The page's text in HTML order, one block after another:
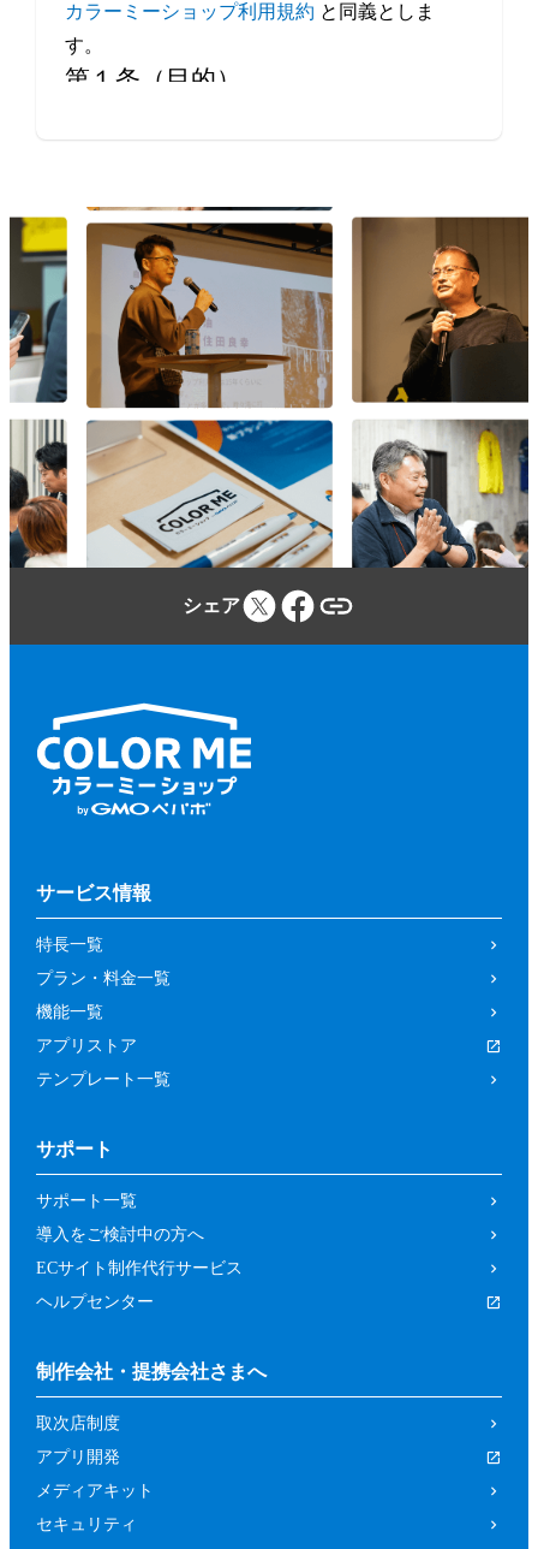
カラーミーショップ利用規約 と同義としま
す。
第１条（目的）
Eコマースにかかわるすべての方の交流・情報
第２条（本イベントの開催日程）
本イベントの開催場所（オンラインによる開催
を含みます。）、開催日時等は、本サービスの
ウェブサイト上で定めます。
第３条（規約の履行）
参加者は、カラーミーショップ利用規約、
本規約、本イベントに関する当社のウェブ
サイトに定める事項及び本イベントの開催
場所・施設等の定める規程等（併せて、以
下「本規約等」といいます。）を遵守しな
ければならないものとします。
おそれがあると当社が判断した場合、当社
（当社が本イベントに関して業務を委託す
て、参加申込みの拒否、参加の取り消しを
いつでもできるものとします。
前項に基づく措置を行う場合、当社は、そ
の理由等を参加者に開示する義務を負わな
第２項に基づく、参加申込みの拒否、参加
の取り消しによって、参加者又は第三者が
被った損害等について、当社は一切の責任
を負わないものとします。
第４条（参加資格）
参加者は、当社所定の方法により申し込み
を行った方であって、本イベントの開催趣
方（法人、個人を問いません。）としま
す。
前項にもかかわらず、以下の各号に該当す
るおそれがあると当社が判断した場合は、
当社は承諾を取り消すことができるものと
暴力団、反政府組織その他の反社会的組
織であるか、若しくはそれらの構成員又
未成年者、成年被後見人、被保佐人又は
被補助人のいずれかであって、本規約に
シェア
サービス情報
特長一覧
プラン・料金一覧
機能一覧
アプリストア
テンプレート一覧
サポート
サポート一覧
導入をご検討中の方へ
ECサイト制作代行サービス
ヘルプセンター
制作会社・提携会社さまへ
取次店制度
アプリ開発
メディアキット
セキュリティ